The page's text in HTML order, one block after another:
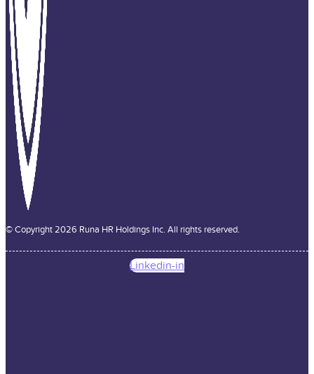
© Copyright 2026 Runa HR Holdings Inc. All rights reserved.
Linkedin-in